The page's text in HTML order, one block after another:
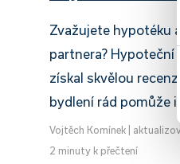
Zvažujete hypotéku
partnera? Hypoteční
získal skvělou
bydlení rád pomůže i
Vojtěch Komínek
2 minuty k přečtení